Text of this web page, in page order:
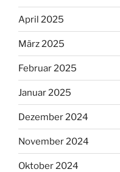
April 2025
März 2025
Februar 2025
Januar 2025
Dezember 2024
November 2024
Oktober 2024